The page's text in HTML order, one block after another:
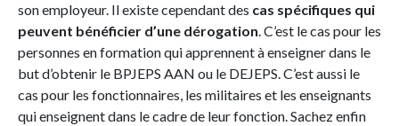
son employeur. Il existe cependant des cas spécifiques qui
peuvent bénéficier d’une dérogation. C’est le cas pour les
personnes en formation qui apprennent à enseigner dans le
but d’obtenir le BPJEPS AAN ou le DEJEPS. C’est aussi le
cas pour les fonctionnaires, les militaires et les enseignants
qui enseignent dans le cadre de leur fonction. Sachez enfin